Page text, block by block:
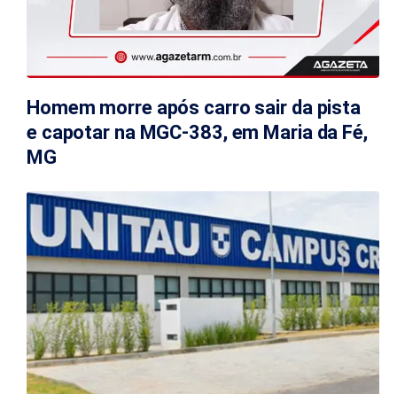
Homem morre após carro sair da pista
e capotar na MGC-383, em Maria da Fé,
MG